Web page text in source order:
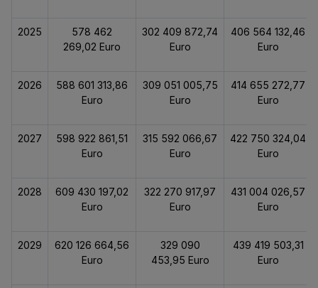
2025
578 462
269,02 Euro
302 409 872,74
Euro
406 564 132,46
Euro
2026
588 601 313,86
Euro
309 051 005,75
Euro
414 655 272,77
Euro
2027
598 922 861,51
Euro
315 592 066,67
Euro
422 750 324,04
Euro
2028
609 430 197,02
Euro
322 270 917,97
Euro
431 004 026,57
Euro
2029
620 126 664,56
Euro
329 090
453,95 Euro
439 419 503,31
Euro